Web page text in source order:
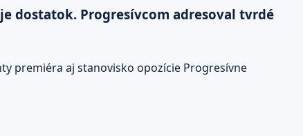
dostatok. Progresívcom adresoval tvrdé
premiéra aj stanovisko opozície Progresívne